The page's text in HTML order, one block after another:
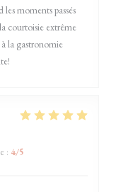
moments passés
courtoisie extrême
la gastronomie
: 4/5